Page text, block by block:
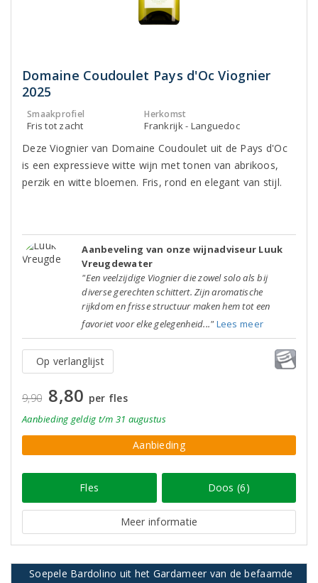
Domaine Coudoulet Pays d'Oc Viognier
2025
Smaakprofiel
Fris tot zacht
Herkomst
Frankrijk - Languedoc
Deze Viognier van Domaine Coudoulet uit de Pays d'Oc
is een expressieve witte wijn met tonen van abrikoos,
perzik en witte bloemen. Fris, rond en elegant van stijl.
Aanbeveling van onze wijnadviseur Luuk
Vreugdewater
"Een veelzijdige Viognier die zowel solo als bij
diverse gerechten schittert. Zijn aromatische
rijkdom en frisse structuur maken hem tot een
favoriet voor elke gelegenheid..." Lees meer
Op verlanglijst
9,90 8,80 per fles
Aanbieding geldig t/m 31 augustus
Aanbieding
Fles Doos (6)
Meer informatie
Soepele Bardolino uit het Gardameer van de befaamde